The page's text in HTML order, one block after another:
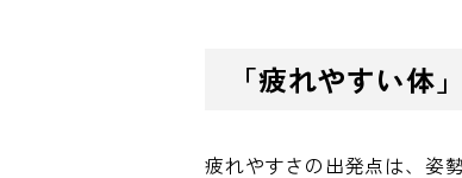
「疲れやすい体
疲れやすさの出発点は、姿